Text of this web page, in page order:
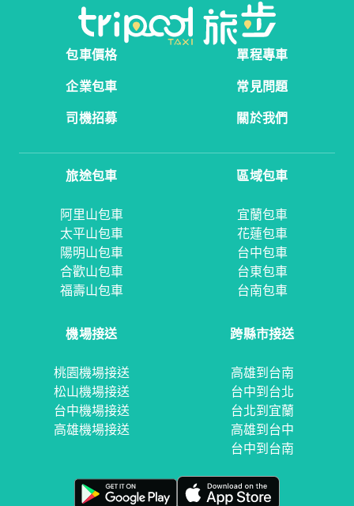
包車價格
單程專車
企業包車
常見問題
司機招募
關於我們
旅途包車
阿里山包車
太平山包車
陽明山包車
合歡山包車
福壽山包車
區域包車
宜蘭包車
花蓮包車
台中包車
台東包車
台南包車
機場接送
桃園機場接送
松山機場接送
台中機場接送
高雄機場接送
跨縣市接送
高雄到台南
台中到台北
台北到宜蘭
高雄到台中
台中到台南